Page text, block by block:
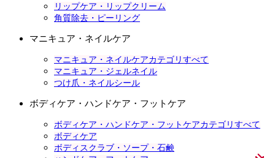
リップケア・リップクリーム
角質除去・ピーリング
マニキュア・ネイルケア
マニキュア・ネイルケアカテゴリすべて
マニキュア・ジェルネイル
つけ爪・ネイルシール
ボディケア・ハンドケア・フットケア
ボディケア・ハンドケア・フットケアカテゴリすべて
ボディケア
ボディスクラブ・ソープ・石鹸